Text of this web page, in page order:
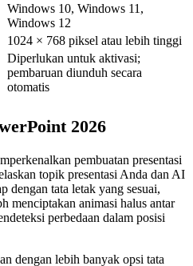
Windows 10, Windows 11,
Windows 12
1024 × 768 piksel atau lebih tinggi
Diperlukan untuk aktivasi;
pembaruan diunduh secara
otomatis
2026
pembuatan presentasi
topik presentasi Anda dan AI
dengan tata letak yang sesuai,
menciptakan animasi halus antar
perbedaan dalam posisi
dengan lebih banyak opsi tata